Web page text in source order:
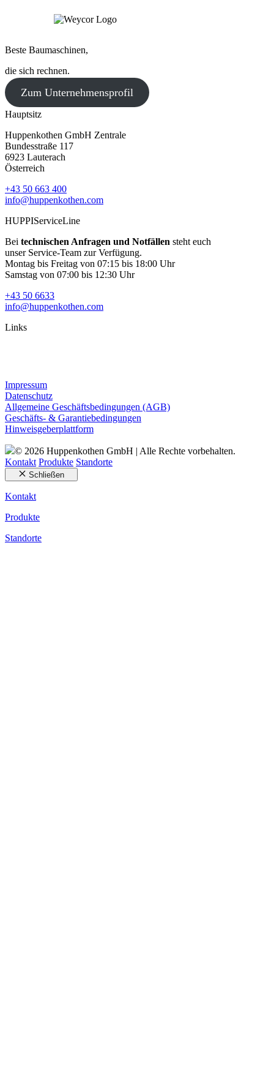
Beste Baumaschinen,
die sich rechnen.
Zum Unternehmensprofil
Hauptsitz
Huppenkothen GmbH Zentrale
Bundesstraße 117
6923 Lauterach
Österreich
+43 50 663 400
info@huppenkothen.com
HUPPIServiceLine
Bei technischen Anfragen und Notfällen steht euch
unser Service-Team zur Verfügung.
Montag bis Freitag von 07:15 bis 18:00 Uhr
Samstag von 07:00 bis 12:30 Uhr
+43 50 6633
info@huppenkothen.com
Links
Impressum
Datenschutz
Allgemeine Geschäftsbedingungen (AGB)
Geschäfts- & Garantiebedingungen
Hinweisgeberplattform
© 2026 Huppenkothen GmbH | Alle Rechte vorbehalten.
Kontakt Produkte Standorte
Schließen
Kontakt
Produkte
Standorte